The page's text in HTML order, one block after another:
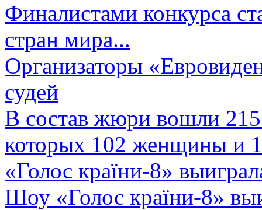
Финалистами конкурса
стран мира...
Организаторы
судей
В состав жюри вошли 215
которых 102 женщины и
«Голос країни-8»
Шоу «Голос країни-8»